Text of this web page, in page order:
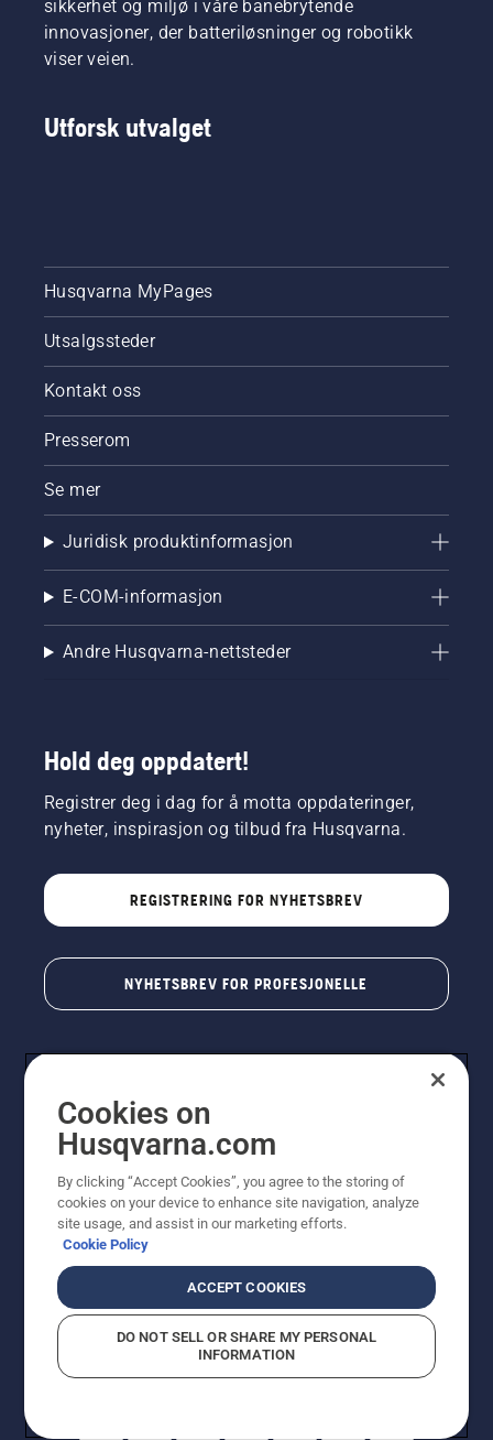
sikkerhet og miljø i våre banebrytende
innovasjoner, der batteriløsninger og robotikk
viser veien.
Utforsk utvalget
Husqvarna MyPages
Utsalgssteder
Kontakt oss
Presserom
Se mer
Juridisk produktinformasjon
E-COM-informasjon
Andre Husqvarna-nettsteder
Hold deg oppdatert!
Registrer deg i dag for å motta oppdateringer,
nyheter, inspirasjon og tilbud fra Husqvarna.
REGISTRERING FOR NYHETSBREV
NYHETSBREV FOR PROFESJONELLE
© Husqvarna AB (utgiver). Med enerett. Angitte priser
er veiledende priser. Alle oppgitte priser er veiledende
tilgjengelig for direkte kjøp.
Rapportering av mistanker om regelbruddÅpenhetsloven
Likestilling
Cookies on
Husqvarna.com
By clicking “Accept Cookies”, you agree to the storing of
cookies on your device to enhance site navigation, analyze
site usage, and assist in our marketing efforts.
Cookie Policy
ACCEPT COOKIES
DO NOT SELL OR SHARE MY PERSONAL
INFORMATION